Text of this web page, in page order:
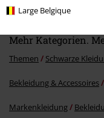
Large Belgique
Mehr Kategorien.
Themen Schwarze
Bekleidung & Accessoires
Markenkleidung